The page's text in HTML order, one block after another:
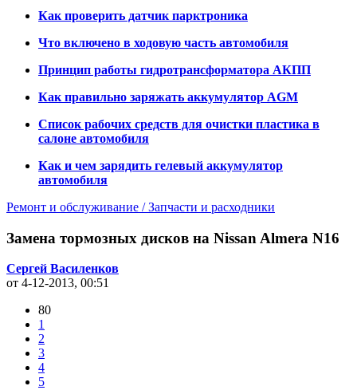
Как проверить датчик парктроника
Что включено в ходовую часть автомобиля
Принцип работы гидротрансформатора АКПП
Как правильно заряжать аккумулятор AGM
Список рабочих средств для очистки пластика в
салоне автомобиля
Как и чем зарядить гелевый аккумулятор
автомобиля
Ремонт и обслуживание / Запчасти и расходники
Замена тормозных дисков на Nissan Almera N16
Сергей Василенков
от 4-12-2013, 00:51
80
1
2
3
4
5